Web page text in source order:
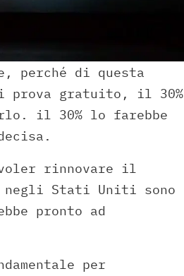
perché di questa
gratuito, il 30%
il 30% lo farebbe
rinnovare il
Stati Uniti sono
pronto ad
per